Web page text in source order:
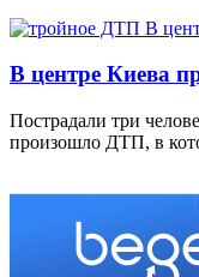
В центре Киева
Пострадали три
произошло ДТП, в